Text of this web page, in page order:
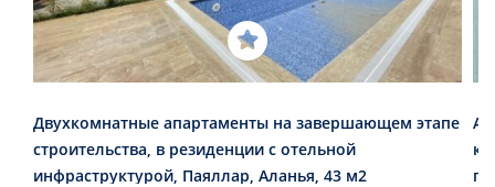
Двухкомнатные апартаменты на завершающем этапе
строительства, в резиденции с отельной
инфраструктурой, Паяллар, Аланья, 43 м2